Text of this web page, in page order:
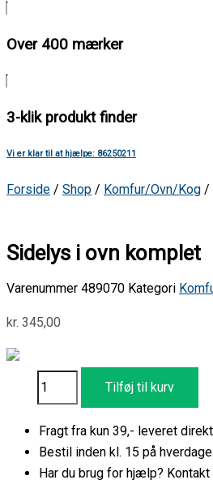
Over 400 mærker
3-klik produkt finder
Vi er klar til at hjælpe: 86250211
Forside / Shop / Komfur/Ovn/Kog /
Sidelys i ovn komplet
Varenummer 489070 Kategori
kr. 345,00
Tilføj til kurv
Fragt fra kun 39,- leveret
Bestil inden kl. 15 på
Har du brug for hjælp? Kontakt